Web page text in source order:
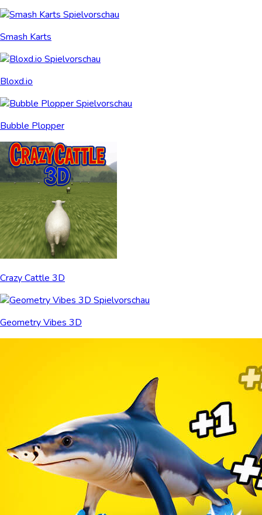
Smash Karts
Bloxd.io
Bubble Plopper
Crazy Cattle 3D
Geometry Vibes 3D